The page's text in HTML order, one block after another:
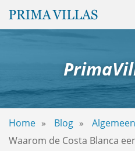
Home Blog
Algemeen
Waarom de Costa Blanca